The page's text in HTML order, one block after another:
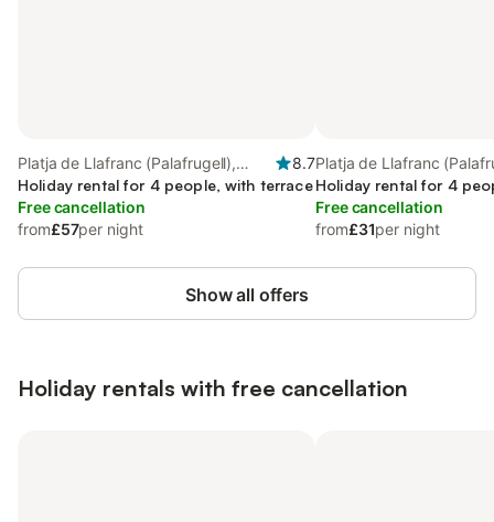
Platja de Llafranc (Palafrugell),
Palafrugell
8.7
Holiday rental for 4 people, with terrace
Free cancellation
from£57per night
Platja de Llafranc
Palafrugell
Holiday rental for 4
Free cancellation
from£31per night
Show all offers
Holiday rentals with free cancellation